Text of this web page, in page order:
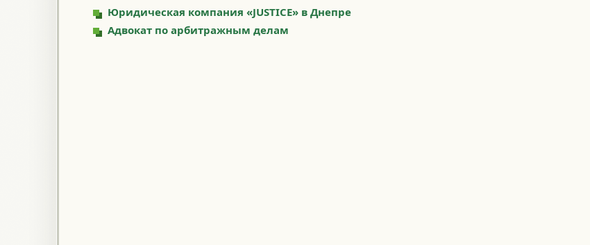
Юридическая компания «JUSTICE» в Днепре
Адвокат по арбитражным делам